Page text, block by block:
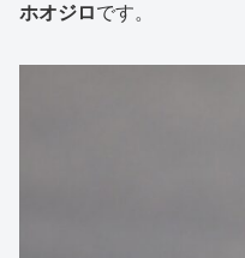
ホオジロです。